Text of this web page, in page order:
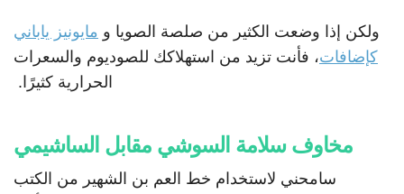
ولكن إذا وضعت الكثير من صلصة الصويا و مايونيز ياباني
كإضافات، فأنت تزيد من استهلاكك للصوديوم والسعرات
الحرارية كثيرًا.
مخاوف سلامة السوشي مقابل الساشيمي
سامحني لاستخدام خط العم بن الشهير من الكتب